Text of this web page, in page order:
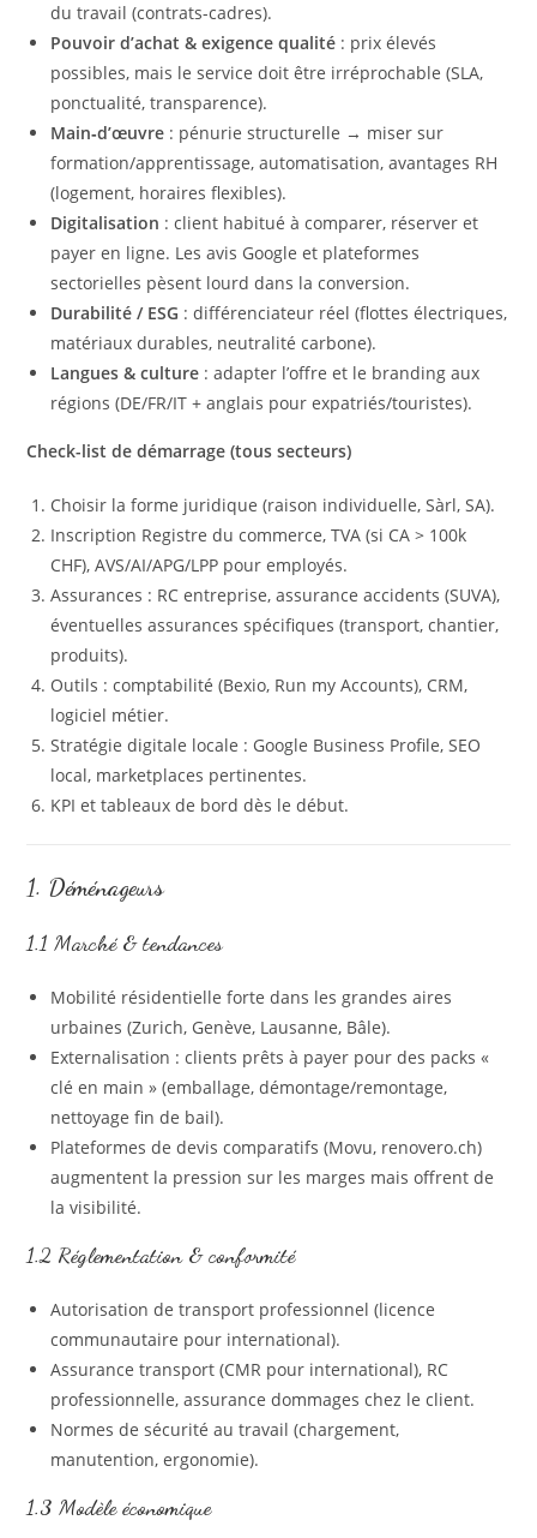
du travail (contrats-cadres).
Pouvoir d’achat & exigence qualité : prix élevés
possibles, mais le service doit être irréprochable (SLA,
ponctualité, transparence).
Main‑d’œuvre : pénurie structurelle → miser sur
formation/apprentissage, automatisation, avantages RH
(logement, horaires flexibles).
Digitalisation : client habitué à comparer, réserver et
payer en ligne. Les avis Google et plateformes
sectorielles pèsent lourd dans la conversion.
Durabilité / ESG : différenciateur réel (flottes électriques,
matériaux durables, neutralité carbone).
Langues & culture : adapter l’offre et le branding aux
régions (DE/FR/IT + anglais pour expatriés/touristes).
Check-list de démarrage (tous secteurs)
Choisir la forme juridique (raison individuelle, Sàrl, SA).
Inscription Registre du commerce, TVA (si CA > 100k
CHF), AVS/AI/APG/LPP pour employés.
Assurances : RC entreprise, assurance accidents (SUVA),
éventuelles assurances spécifiques (transport, chantier,
produits).
Outils : comptabilité (Bexio, Run my Accounts), CRM,
logiciel métier.
Stratégie digitale locale : Google Business Profile, SEO
local, marketplaces pertinentes.
KPI et tableaux de bord dès le début.
1. Déménageurs
1.1 Marché & tendances
Mobilité résidentielle forte dans les grandes aires
urbaines (Zurich, Genève, Lausanne, Bâle).
Externalisation : clients prêts à payer pour des packs «
clé en main » (emballage, démontage/remontage,
nettoyage fin de bail).
Plateformes de devis comparatifs (Movu, renovero.ch)
augmentent la pression sur les marges mais offrent de
la visibilité.
1.2 Réglementation & conformité
Autorisation de transport professionnel (licence
communautaire pour international).
Assurance transport (CMR pour international), RC
professionnelle, assurance dommages chez le client.
Normes de sécurité au travail (chargement,
manutention, ergonomie).
1.3 Modèle économique